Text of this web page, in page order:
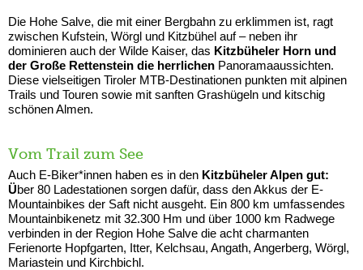
Die Hohe Salve, die mit einer Bergbahn zu erklimmen ist, ragt
zwischen Kufstein, Wörgl und Kitzbühel auf – neben ihr
dominieren auch der Wilde Kaiser, das Kitzbüheler Horn und
der Große Rettenstein die herrlichen Panoramaaussichten.
Diese vielseitigen Tiroler MTB-Destinationen punkten mit alpinen
Trails und Touren sowie mit sanften Grashügeln und kitschig
schönen Almen.
Vom Trail zum See
Auch E-Biker*innen haben es in den Kitzbüheler Alpen gut:
Über 80 Ladestationen sorgen dafür, dass den Akkus der E-
Mountainbikes der Saft nicht ausgeht. Ein 800 km umfassendes
Mountainbikenetz mit 32.300 Hm und über 1000 km Radwege
verbinden in der Region Hohe Salve die acht charmanten
Ferienorte Hopfgarten, Itter, Kelchsau, Angath, Angerberg, Wörgl,
Mariastein und Kirchbichl.